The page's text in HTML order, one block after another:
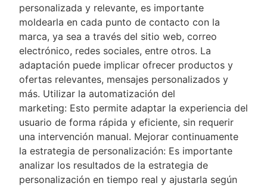
personalizada y relevante, es importante
moldearla en cada punto de contacto con la
marca, ya sea a través del sitio web, correo
electrónico, redes sociales, entre otros. La
adaptación puede implicar ofrecer productos y
ofertas relevantes, mensajes personalizados y
más. Utilizar la automatización del
marketing: Esto permite adaptar la experiencia del
usuario de forma rápida y eficiente, sin requerir
una intervención manual. Mejorar continuamente
la estrategia de personalización: Es importante
analizar los resultados de la estrategia de
personalización en tiempo real y ajustarla según